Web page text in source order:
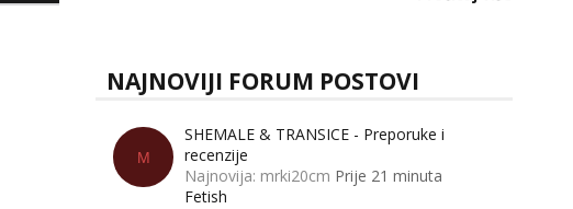
NAJNOVIJI FORUM POSTOVI
M
SHEMALE & TRANSICE - Preporuke i
recenzije
Najnovija: mrki20cm Prije 21 minuta
Fetish